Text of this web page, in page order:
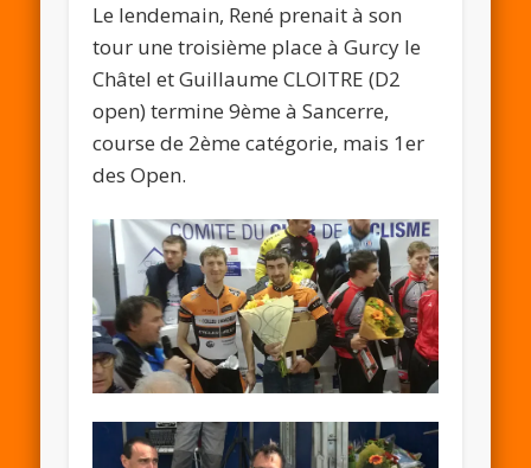
Le lendemain, René prenait à son
tour une troisième place à Gurcy le
Châtel et Guillaume CLOITRE (D2
open) termine 9ème à Sancerre,
course de 2ème catégorie, mais 1er
des Open.